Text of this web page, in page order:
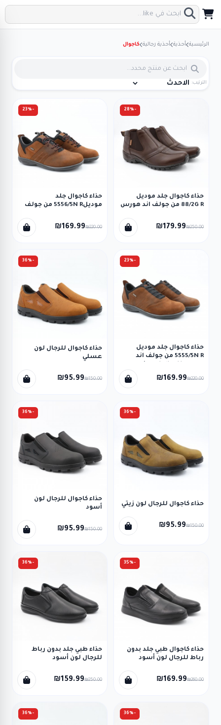
الرئيسية أحذية أحذية رجالية كاجوال
الترتيب:
-28%
حذاء كاجوال جلد موديل
88/2G R من جولف اند هورس
₪179.99₪250.00
-23%
حذاء كاجوال جلد
موديل5556/5N R من جولف
₪169.99₪220.00
-23%
حذاء كاجوال جلد موديل
5555/5N R من جولف اند
₪169.99₪220.00
-36%
حذاء كاجوال للرجال لون
عسلي
₪95.99₪150.00
-36%
حذاء كاجوال للرجال لون زيتي
₪95.99₪150.00
-36%
حذاء كاجوال للرجال لون
أسود
₪95.99₪150.00
-35%
حذاء كاجوال طبي جلد بدون
رباط للرجال لون أسود
₪169.99₪260.00
-36%
حذاء طبي جلد بدون رباط
للرجال لون أسود
₪159.99₪250.00
-36%
-36%